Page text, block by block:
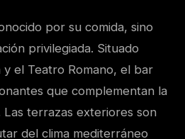
por su comida, sino
privilegiada. Situado
el Teatro Romano, el bar
que complementan la
Las terrazas exteriores son
del clima mediterráneo